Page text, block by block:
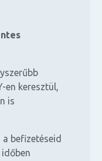
en keresztül,
is
a befizetéseid